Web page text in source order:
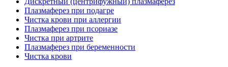
Плазмаферез при подагре
Чистка крови при аллергии
Плазмаферез при псориазе
Чистка при артрите
Плазмаферез при беременности
Чистка крови